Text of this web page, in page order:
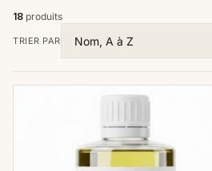
durablement
Nettoyage en douceur :
lenettoyage cuirsans
ait nettoyant
saletés et préparent
l'étape du soin.
18 produits
TRIER PAR